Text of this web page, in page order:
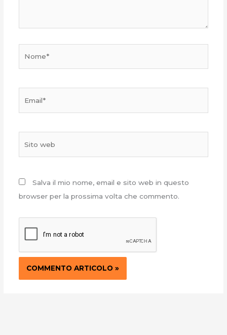
Salva il mio nome, email e sito web in questo
browser per la prossima volta che commento.